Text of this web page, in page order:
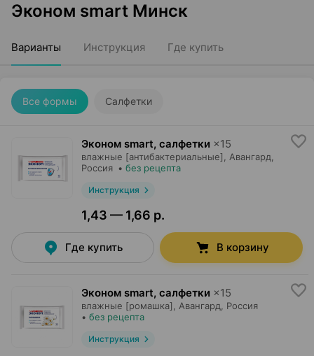
Эконом smart Минск
Варианты Инструкция Где купить
Все формы Салфетки
Эконом smart, салфетки ×15
влажные [антибактериальные], Авангард
Россия • без рецепта
Инструкция
1,43 — 1,66 р.
Где купить В корзину
Эконом smart, салфетки ×15
влажные [ромашка], Авангард , Россия
• без рецепта
Инструкция